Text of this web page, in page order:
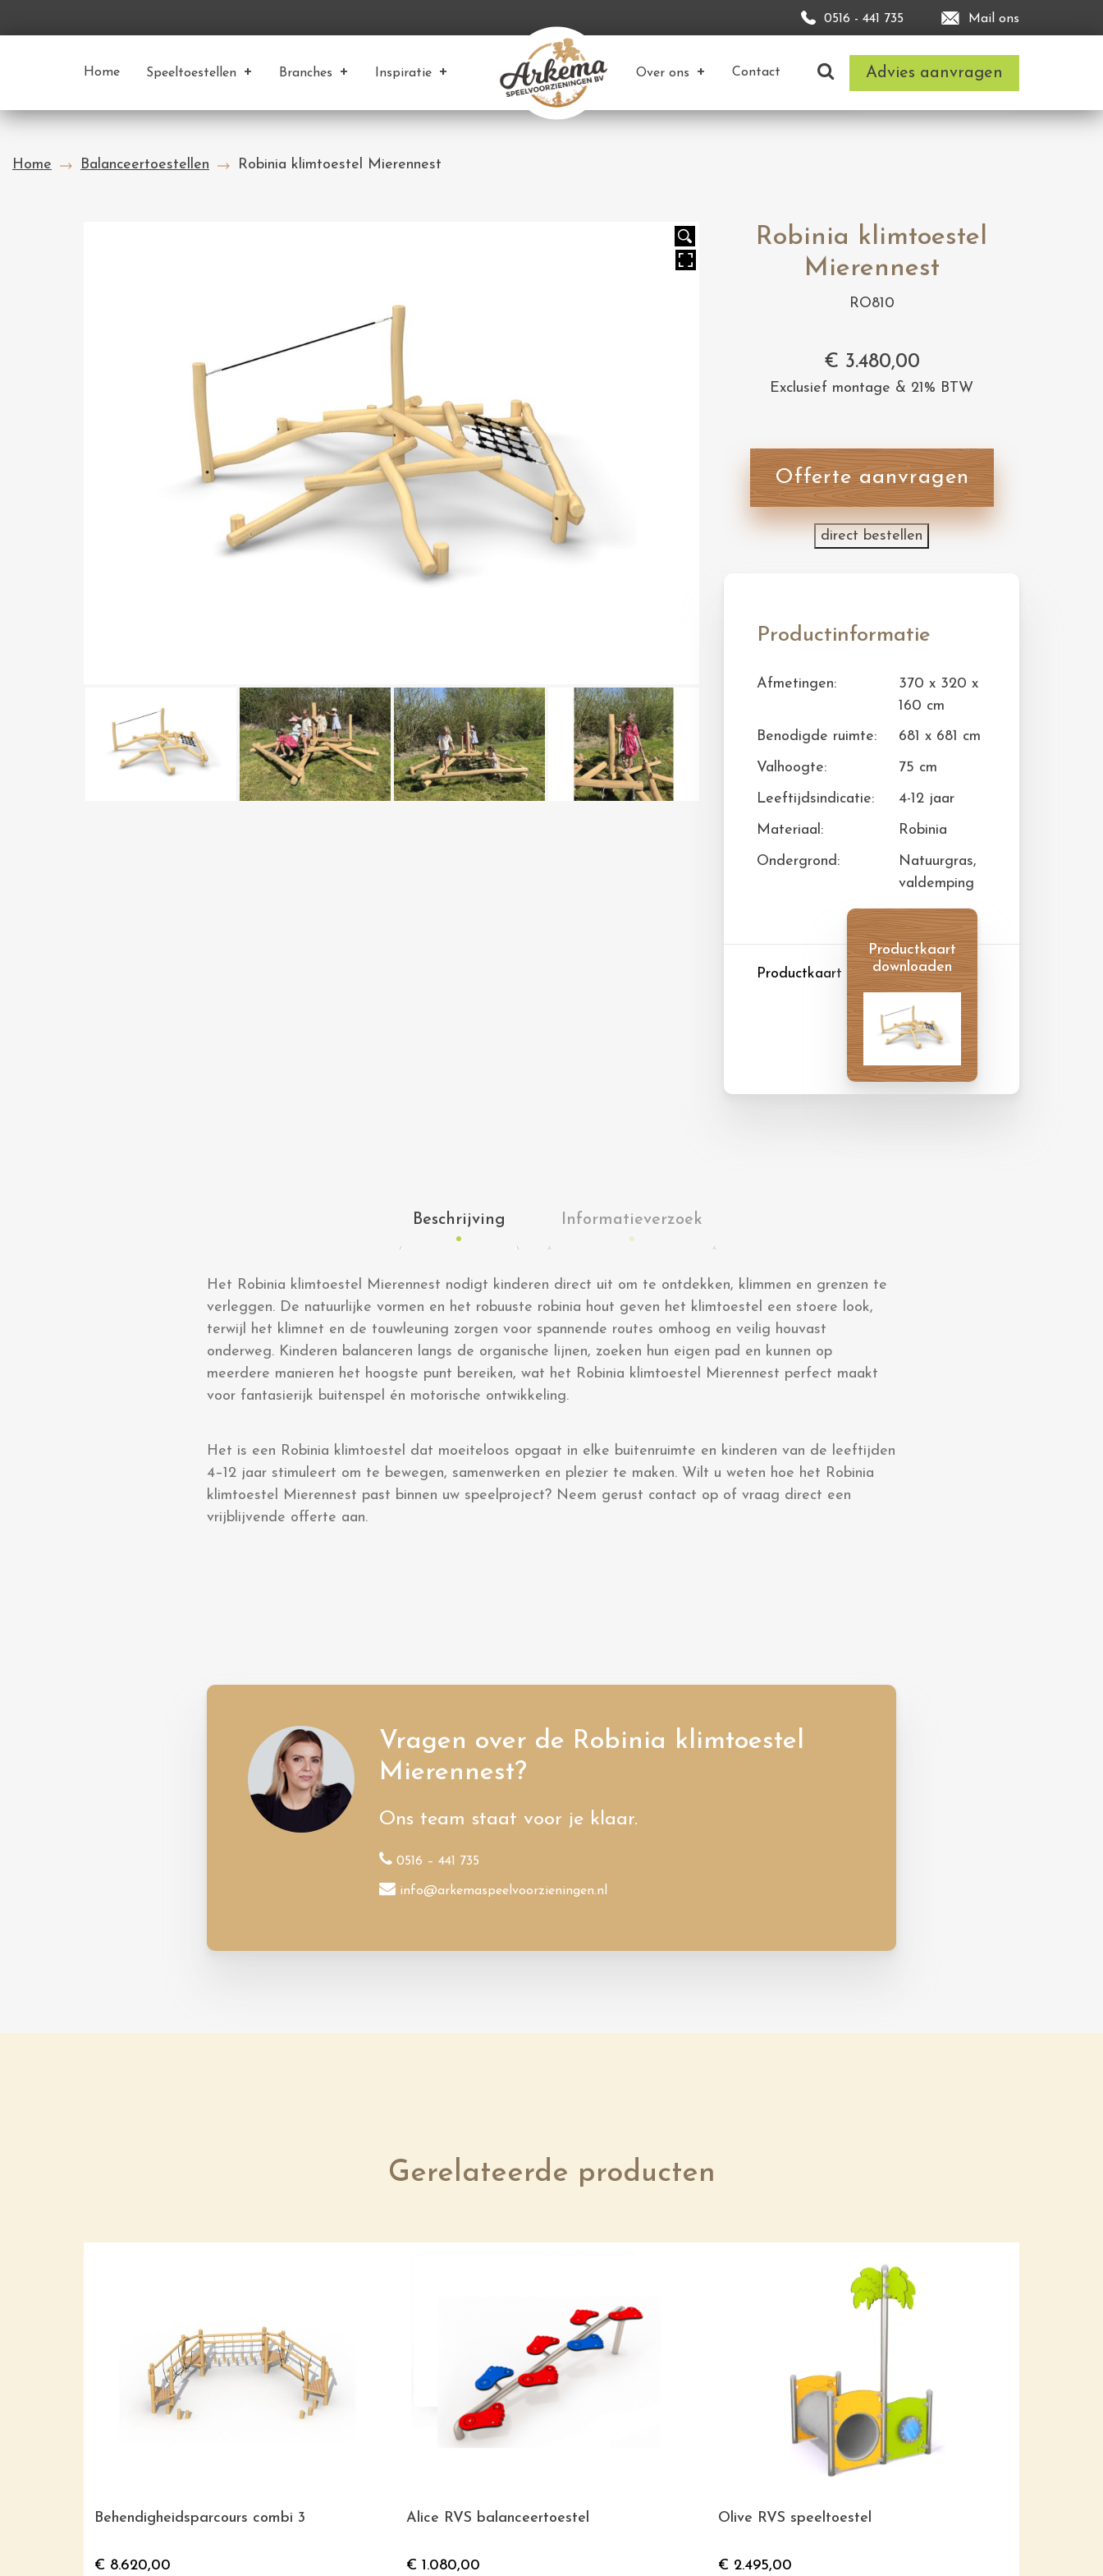
0516 - 441 735 Mail ons
Home Speeltoestellen Branches Inspiratie Over ons Contact Advies aanvragen
Home Balanceertoestellen Robinia klimtoestel Mierennest
Robinia klimtoestel
Mierennest
RO810
€ 3.480,00
Exclusief montage & 21% BTW
Offerte aanvragen
direct bestellen
Productinformatie
Afmetingen:
370 x 320 x
160 cm
Benodigde ruimte:
681 x 681 cm
Valhoogte:
75 cm
Leeftijdsindicatie:
4-12 jaar
Materiaal:
Robinia
Ondergrond:
Natuurgras,
valdemping
Productkaart
Productkaart
downloaden
Beschrijving Informatieverzoek
Het Robinia klimtoestel Mierennest nodigt kinderen direct uit om te ontdekken, klimmen en grenzen te
verleggen. De natuurlijke vormen en het robuuste robinia hout geven het klimtoestel een stoere look,
terwijl het klimnet en de touwleuning zorgen voor spannende routes omhoog en veilig houvast
onderweg. Kinderen balanceren langs de organische lijnen, zoeken hun eigen pad en kunnen op
meerdere manieren het hoogste punt bereiken, wat het Robinia klimtoestel Mierennest perfect maakt
voor fantasierijk buitenspel én motorische ontwikkeling.
Het is een Robinia klimtoestel dat moeiteloos opgaat in elke buitenruimte en kinderen van de leeftijden
4–12 jaar stimuleert om te bewegen, samenwerken en plezier te maken. Wilt u weten hoe het Robinia
klimtoestel Mierennest past binnen uw speelproject? Neem gerust contact op of vraag direct een
vrijblijvende offerte aan.
Vragen over de Robinia klimtoestel
Mierennest?
Ons team staat voor je klaar.
0516 – 441 735
info@arkemaspeelvoorzieningen.nl
Gerelateerde producten
Behendigheidsparcours combi 3
€ 8.620,00
Alice RVS balanceertoestel
€ 1.080,00
Olive RVS speeltoestel
€ 2.495,00